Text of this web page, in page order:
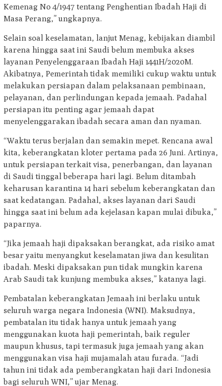
Kemenag No 4/1947 tentang Penghentian Ibadah Haji di
Masa Perang,” ungkapnya.
Selain soal keselamatan, lanjut Menag, kebijakan diambil
karena hingga saat ini Saudi belum membuka akses
layanan Penyelenggaraan Ibadah Haji 1441H/2020M.
Akibatnya, Pemerintah tidak memiliki cukup waktu untuk
melakukan persiapan dalam pelaksanaan pembinaan,
pelayanan, dan perlindungan kepada jemaah. Padahal
persiapan itu penting agar jemaah dapat
menyelenggarakan ibadah secara aman dan nyaman.
“Waktu terus berjalan dan semakin mepet. Rencana awal
kita, keberangkatan kloter pertama pada 26 Juni. Artinya,
untuk persiapan terkait visa, penerbangan, dan layanan
di Saudi tinggal beberapa hari lagi. Belum ditambah
keharusan karantina 14 hari sebelum keberangkatan dan
saat kedatangan. Padahal, akses layanan dari Saudi
hingga saat ini belum ada kejelasan kapan mulai dibuka,”
paparnya.
“Jika jemaah haji dipaksakan berangkat, ada risiko amat
besar yaitu menyangkut keselamatan jiwa dan kesulitan
ibadah. Meski dipaksakan pun tidak mungkin karena
Arab Saudi tak kunjung membuka akses,” katanya lagi.
Pembatalan keberangkatan Jemaah ini berlaku untuk
seluruh warga negara Indonesia (WNI). Maksudnya,
pembatalan itu tidak hanya untuk jemaah yang
menggunakan kuota haji pemerintah, baik reguler
maupun khusus, tapi termasuk juga jemaah yang akan
menggunakan visa haji mujamalah atau furada. “Jadi
tahun ini tidak ada pemberangkatan haji dari Indonesia
bagi seluruh WNI,” ujar Menag.